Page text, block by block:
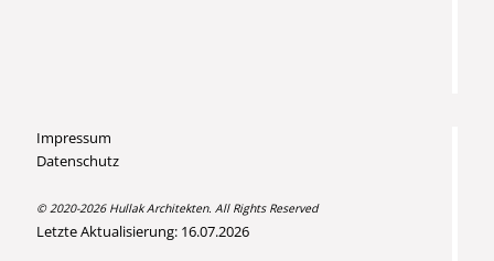
Impressum
Datenschutz
© 2020-2026 Hullak Architekten. All Rights Reserved
Letzte Aktualisierung: 16.07.2026